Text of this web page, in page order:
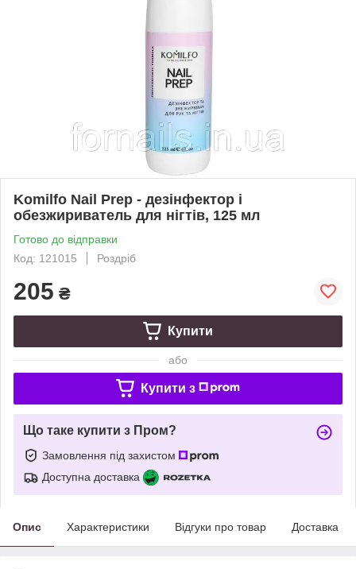
Komilfo Nail Prep - дезінфектор і
обезжириватель для нігтів, 125 мл
Готово до відправки
Код: 121015
Роздріб
205 ₴
Купити
або
Купити з
Що таке купити з Пром?
Замовлення під захистом
Доступна доставка
Опис Характеристики Відгуки про товар Доставка